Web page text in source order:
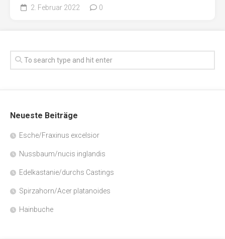
2. Februar 2022 0
Neueste Beiträge
Esche/Fraxinus excelsior
Nussbaum/nucis inglandis
Edelkastanie/durchs Castings
Spirzahorn/Acer platanoides
Hainbuche